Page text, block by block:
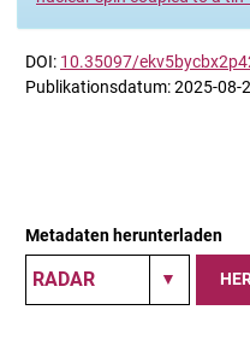
DOI: 10.35097/
Publikationsdatum: 2025-08-
Metadaten herunterladen